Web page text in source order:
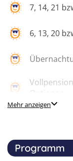
7, 14, 21
6, 13, 20
Optionen
Mehr anzeigen
Programm